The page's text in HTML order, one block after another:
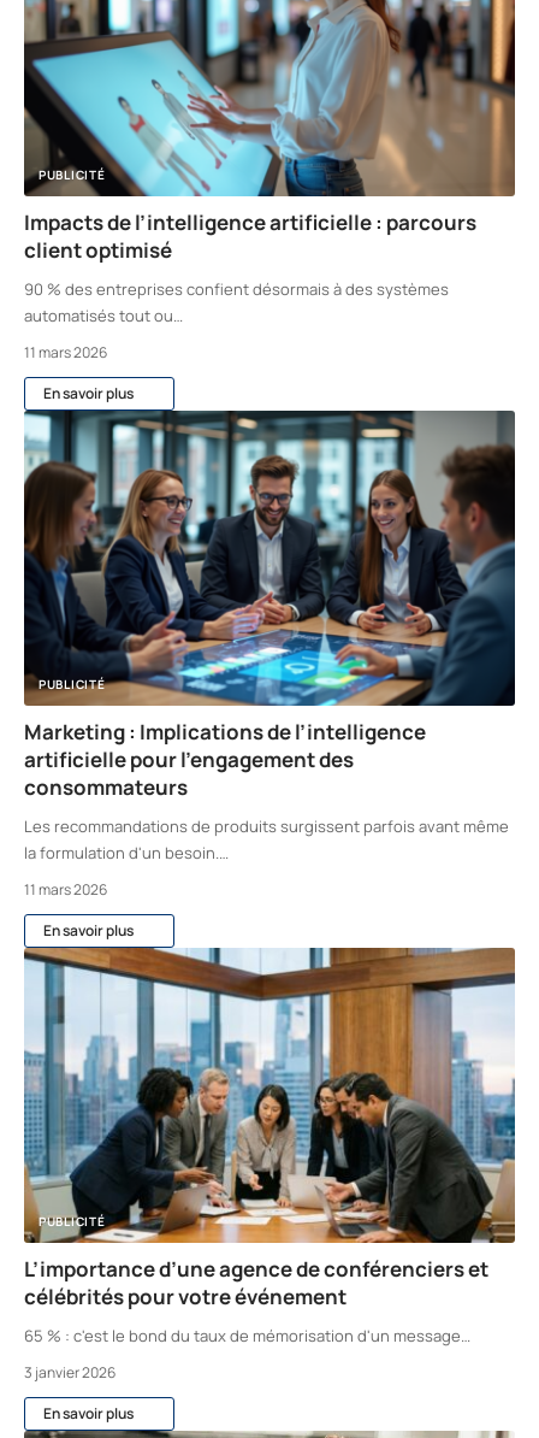
PUBLICITÉ
Impacts de l’intelligence artificielle : parcours
client optimisé
90 % des entreprises confient désormais à des systèmes
automatisés tout ou
11 mars 2026
En savoir plus
PUBLICITÉ
Marketing : Implications de l’intelligence
artificielle pour l’engagement des
consommateurs
Les recommandations de produits surgissent parfois avant même
la formulation d'un besoin.…
11 mars 2026
En savoir plus
PUBLICITÉ
L’importance d’une agence de conférenciers et
célébrités pour votre événement
65 % : c'est le bond du taux de mémorisation d'un message…
3 janvier 2026
En savoir plus